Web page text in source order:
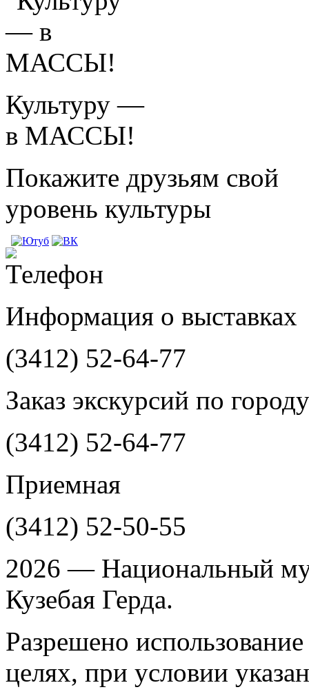
Культуру —
в МАССЫ!
Покажите друзьям свой
уровень культуры
Информация о выставках
(3412) 52-64-77
Заказ экскурсий по городу
(3412) 52-64-77
Приемная
(3412) 52-50-55
2026 — Национальный
Кузебая Герда.
Разрешено
целях, при условии